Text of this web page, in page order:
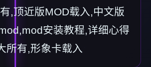
,顶近版MOD载入,中文版
安装教程,详细心得
所有,形象卡载入